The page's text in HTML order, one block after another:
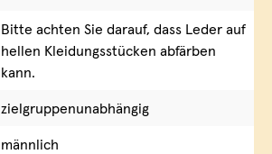
Bitte achten Sie darauf, dass Leder auf
hellen Kleidungsstücken abfärben
kann.
zielgruppenunabhängig
männlich